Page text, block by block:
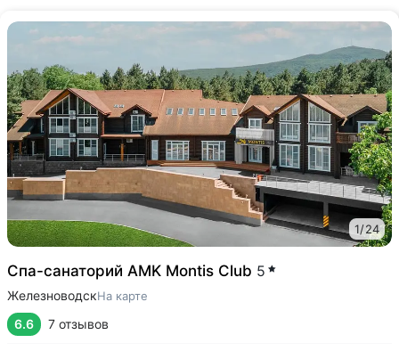
1/24
Спа-санаторий AMK Montis Club 5
ЖелезноводскНа карте
6.6 7 отзывов